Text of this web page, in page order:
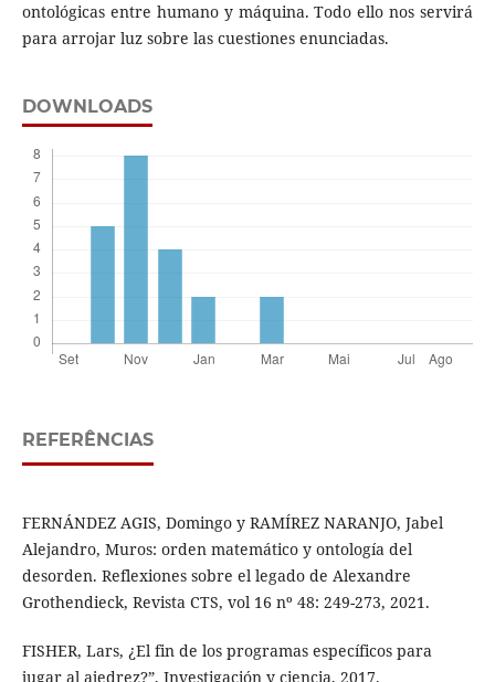
ontológicas entre humano y máquina. Todo ello nos servirá
para arrojar luz sobre las cuestiones enunciadas.
DOWNLOADS
REFERÊNCIAS
FERNÁNDEZ AGIS, Domingo y RAMÍREZ NARANJO, Jabel
Alejandro, Muros: orden matemático y ontología del
desorden. Reflexiones sobre el legado de Alexandre
Grothendieck, Revista CTS, vol 16 nº 48: 249-273, 2021.
FISHER, Lars, ¿El fin de los programas específicos para
jugar al ajedrez?”, Investigación y ciencia, 2017.